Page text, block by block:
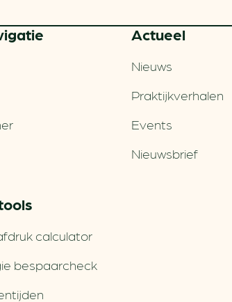
Actueel
Nieuws
Praktijkverhalen
Events
Nieuwsbrief
calculator
bespaarcheck